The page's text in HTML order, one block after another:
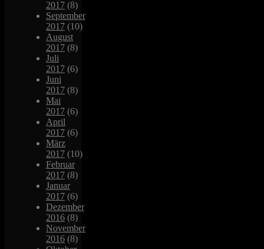
2017 (8)
September
2017 (10)
August
2017 (8)
Juli
2017 (6)
Juni
2017 (8)
Mai
2017 (6)
April
2017 (6)
März
2017 (10)
Februar
2017 (8)
Januar
2017 (6)
Dezember
2016 (8)
November
2016 (8)